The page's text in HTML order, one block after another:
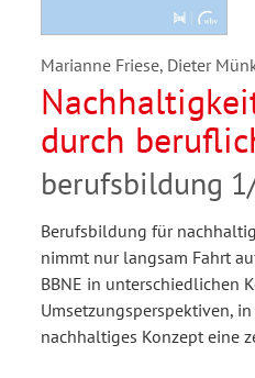
Marianne Friese, Dieter
durch
berufsbildung
Berufsbildung für
nimmt nur langsam Fahrt
BBNE in unterschiedlichen
Umsetzungsperspektiven, in
nachhaltiges Konzept eine